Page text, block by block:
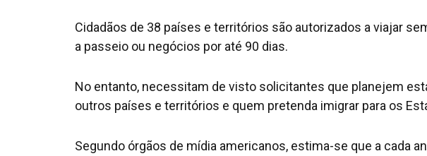
Cidadãos de 38 países e territórios são autorizados a viajar
a passeio ou negócios por até 90 dias.
No entanto, necessitam de visto solicitantes que planejem
outros países e territórios e quem pretenda imigrar para os
Segundo órgãos de mídia americanos, estima-se que a cada